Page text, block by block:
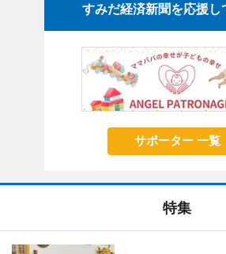
すみだ経済新聞を応援し
サポーター 一覧
特集